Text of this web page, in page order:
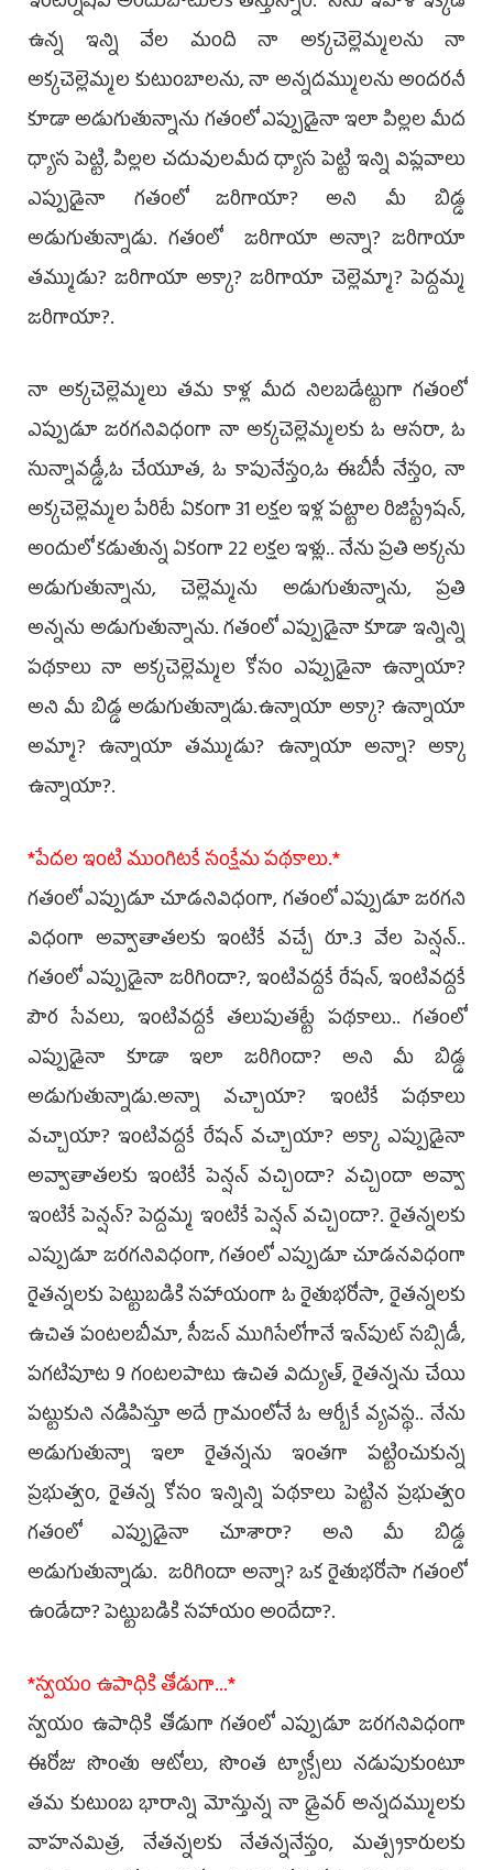
ఉన్న ఇన్ని వేల మంది నా అక్కచెల్లెమ్మలను నా
అక్కచెల్లెమ్మల కుటుంబాలను, నా అన్నదమ్ములను అందరనీ
కూడా అడుగుతున్నాను గతంలో ఎప్పుడైనా ఇలా పిల్లల మీద
ధ్యాస పెట్టి, పిల్లల చదువులమీద ధ్యాస పెట్టి ఇన్ని విప్లవాలు
ఎప్పుడైనా గతంలో జరిగాయా? అని మీ బిడ్డ
అడుగుతున్నాడు. గతంలో జరిగాయా అన్నా? జరిగాయా
తమ్ముడు? జరిగాయా అక్కా? జరిగాయా చెల్లెమ్మా? పెద్దమ్మ
జరిగాయా?.
నా అక్కచెల్లెమ్మలు తమ కాళ్ల మీద నిలబడేట్టుగా గతంలో
ఎప్పుడూ జరగనివిధంగా నా అక్కచెల్లెమ్మలకు ఓ ఆసరా, ఓ
సున్నావడ్డీ,ఓ చేయూత, ఓ కాపునేస్తం,ఓ ఈబీసీ నేస్తం, నా
అక్కచెల్లెమ్మల పేరిటే ఏకంగా 31 లక్షల ఇళ్ల పట్టాల రిజిస్ట్రేషన్,
అందులో కడుతున్న ఏకంగా 22 లక్షల ఇళ్లు.. నేను ప్రతి అక్కను
అడుగుతున్నాను, చెల్లెమ్మను అడుగుతున్నాను, ప్రతి
అన్నను అడుగుతున్నాను. గతంలో ఎప్పుడైనా కూడా ఇన్నిన్ని
పథకాలు నా అక్కచెల్లెమ్మల కోసం ఎప్పుడైనా ఉన్నాయా?
అని మీ బిడ్డ అడుగుతున్నాడు.ఉన్నాయా అక్కా? ఉన్నాయా
అమ్మా? ఉన్నాయా తమ్ముడు? ఉన్నాయా అన్నా? అక్కా
ఉన్నాయా?.
*పేదల ఇంటి ముంగిటకే సంక్షేమ పథకాలు.*
గతంలో ఎప్పుడూ చూడనివిధంగా, గతంలో ఎప్పుడూ జరగని
విధంగా అవ్వాతాతలకు ఇంటికే వచ్చే రూ.3 వేల పెన్షన్..
గతంలో ఎప్పుడైనా జరిగిందా?, ఇంటివద్దకే రేషన్, ఇంటివద్దకే
పౌర సేవలు, ఇంటివద్దకే తలుపుతట్టే పథకాలు.. గతంలో
ఎప్పుడైనా కూడా ఇలా జరిగిందా? అని మీ బిడ్డ
అడుగుతున్నాడు.అన్నా వచ్చాయా? ఇంటికే పథకాలు
వచ్చాయా? ఇంటివద్దకే రేషన్ వచ్చాయా? అక్కా ఎప్పుడైనా
అవ్వాతాతలకు ఇంటికే పెన్షన్ వచ్చిందా? వచ్చిందా అవ్వా
ఇంటికే పెన్షన్? పెద్దమ్మ ఇంటికే పెన్షన్ వచ్చిందా?. రైతన్నలకు
ఎప్పుడూ జరగనివిధంగా, గతంలో ఎప్పుడూ చూడనవిధంగా
రైతన్నలకు పెట్టుబడికి సహాయంగా ఓ రైతుభరోసా, రైతన్నలకు
ఉచిత పంటలబీమా, సీజన్ ముగిసేలోగానే ఇన్‌పుట్ సబ్సిడీ,
పగటిపూట 9 గంటలపాటు ఉచిత విద్యుత్, రైతన్నను చేయి
పట్టుకుని నడిపిస్తూ అదే గ్రామంలోనే ఓ ఆర్బీకే వ్యవస్థ.. నేను
అడుగుతున్నా ఇలా రైతన్నను ఇంతగా పట్టించుకున్న
ప్రభుత్వం, రైతన్న కోసం ఇన్నిన్ని పథకాలు పెట్టిన ప్రభుత్వం
గతంలో ఎప్పుడైనా చూశారా? అని మీ బిడ్డ
అడుగుతున్నాడు. జరిగిందా అన్నా? ఒక రైతుభరోసా గతంలో
ఉండేదా? పెట్టుబడికి సహాయం అందేదా?.
*స్వయం ఉపాధికి తోడుగా...*
స్వయం ఉపాధికి తోడుగా గతంలో ఎప్పుడూ జరగనివిధంగా
ఈరోజు సొంతు ఆటోలు, సొంత ట్యాక్సీలు నడుపుకుంటూ
తమ కుటుంబ భారాన్ని మోస్తున్న నా డ్రైవర్ అన్నదమ్ములకు
వాహనమిత్ర, నేతన్నలకు నేతన్ననేస్తం, మత్స్యకారులకు